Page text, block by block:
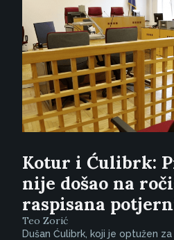
Kotur i Ćulibrk:
nije došao na
raspisana
Teo Zorić
Dušan Ćulibrk, koji je optužen